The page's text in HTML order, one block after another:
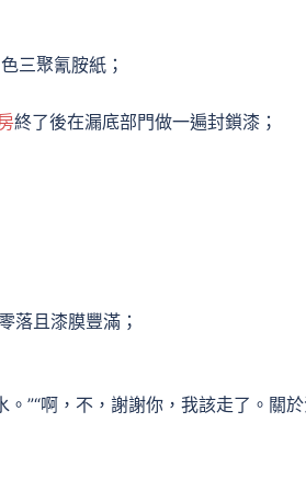
三聚氰胺紙；
終了後在漏底部門做一遍封鎖漆；
落且漆膜豐滿；
”“啊，不，謝謝你，我該走了。關